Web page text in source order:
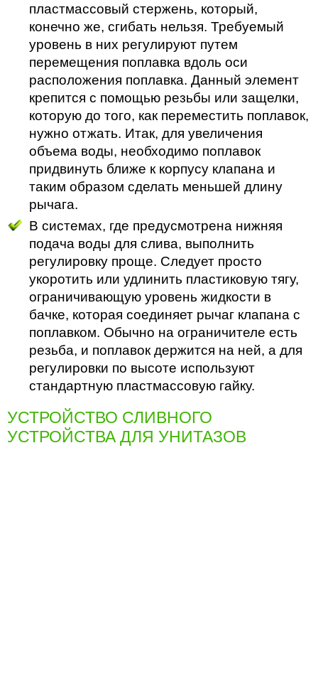
пластмассовый стержень, который,
конечно же, сгибать нельзя. Требуемый
уровень в них регулируют путем
перемещения поплавка вдоль оси
расположения поплавка. Данный элемент
крепится с помощью резьбы или защелки,
которую до того, как переместить поплавок,
нужно отжать. Итак, для увеличения
объема воды, необходимо поплавок
придвинуть ближе к корпусу клапана и
таким образом сделать меньшей длину
рычага.
В системах, где предусмотрена нижняя
подача воды для слива, выполнить
регулировку проще. Следует просто
укоротить или удлинить пластиковую тягу,
ограничивающую уровень жидкости в
бачке, которая соединяет рычаг клапана с
поплавком. Обычно на ограничителе есть
резьба, и поплавок держится на ней, а для
регулировки по высоте используют
стандартную пластмассовую гайку.
УСТРОЙСТВО СЛИВНОГО
УСТРОЙСТВА ДЛЯ УНИТАЗОВ